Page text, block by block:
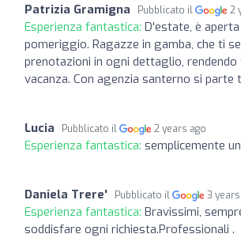
Patrizia Gramigna Pubblicato il 2
Esperienza fantastica: D'estate, è
pomeriggio. Ragazze in gamba, che ti
prenotazioni in ogni dettaglio,
vacanza. Con agenzia santerno si parte
Lucia Pubblicato il 2 years ago
Esperienza fantastica: semplicemente
Daniela Trere' Pubblicato il 3
Esperienza fantastica: Bravissimi,
soddisfare ogni richiesta.Professionali .